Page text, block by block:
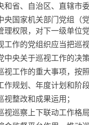
、自治区、直辖市委
家机关部门党组（党
权限，对下一级单位
的党组织应当把巡视
关于巡视工作的决策
作的重大事项，按照
划、年度计划和阶段
整改和成果运用；
巡察上下联动工作格局